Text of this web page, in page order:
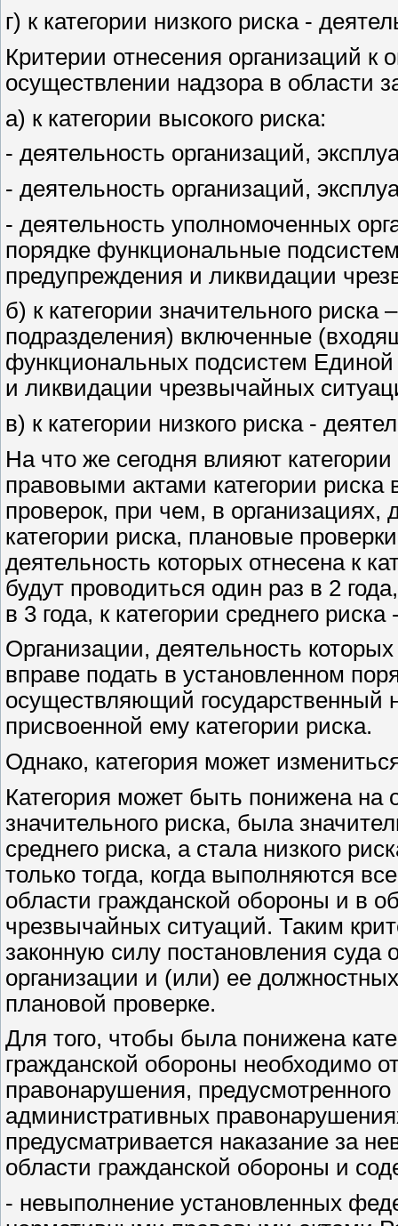
г) к категории низкого риска -
Критерии отнесения организаций к
осуществлении надзора в области
а) к категории высокого риска:
- деятельность организаций,
- деятельность организаций,
- деятельность уполномоченных
порядке функциональные
предупреждения и ликвидации
б) к категории значительного риска
подразделения) включенные
функциональных подсистем
и ликвидации чрезвычайных
в) к категории низкого риска -
На что же сегодня влияют
правовыми актами категории
проверок, при чем, в организациях,
категории риска, плановые
деятельность которых отнесена к
будут проводиться один раз в 2
в 3 года, к категории среднего
Организации, деятельность
вправе подать в установленном
осуществляющий государственный
присвоенной ему категории риска.
Однако, категория может
Категория может быть понижена на
значительного риска, была
среднего риска, а стала низкого
только тогда, когда выполняются
области гражданской обороны и в
чрезвычайных ситуаций. Таким
законную силу постановления суда
организации и (или) ее
плановой проверке.
Для того, чтобы была понижена
гражданской обороны необходимо
правонарушения,
административных
предусматривается наказание за
области гражданской обороны и
- невыполнение установленных